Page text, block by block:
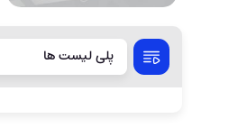
پلی لیست ها